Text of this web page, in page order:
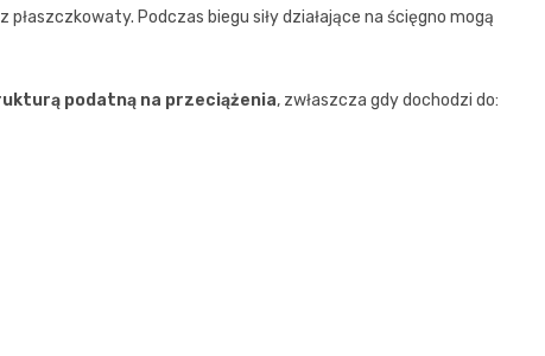
Podczas biegu siły działające na ścięgno mogą
podatną na przeciążenia, zwłaszcza gdy dochodzi do: